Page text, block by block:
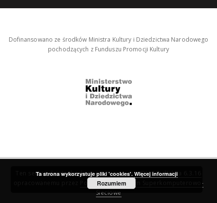
Dofinansowano ze środków Ministra Kultury i Dziedzictwa Narodowego
pochodzących z Funduszu Promocji Kultury
Ten serwis działa dzięki oprogramowaniuDInGO dLibra 6.3.16
Poznańskie Centrum Superkomputerowo-
Sieciowe
Ta strona wykorzystuje pliki 'cookies'. Więcej informacji
Rozumiem